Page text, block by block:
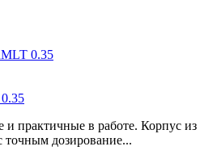
практичные в работе. Корпус из
точным дозирование...